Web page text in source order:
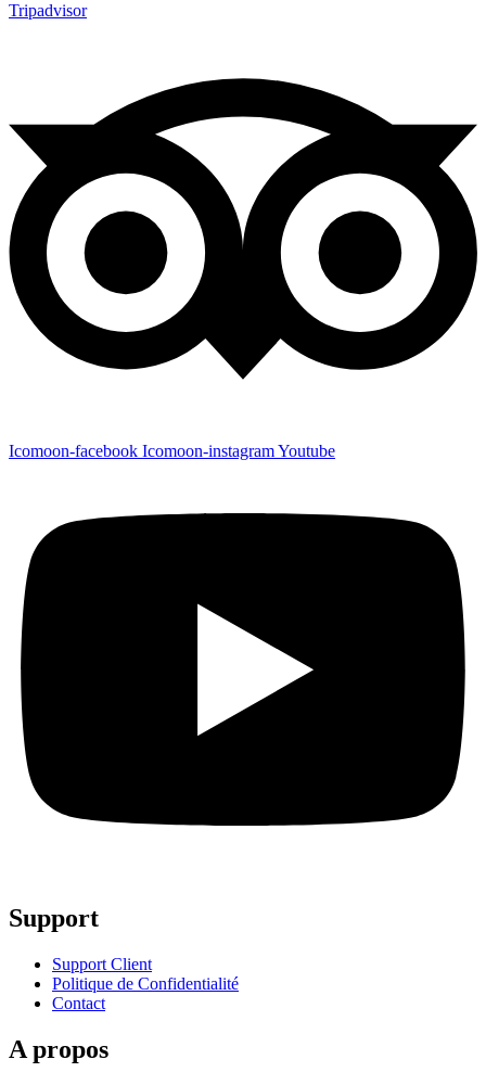
Tripadvisor
Icomoon-facebook Icomoon-instagramYoutube
Support
Support Client
Politique de Confidentialité
Contact
A propos